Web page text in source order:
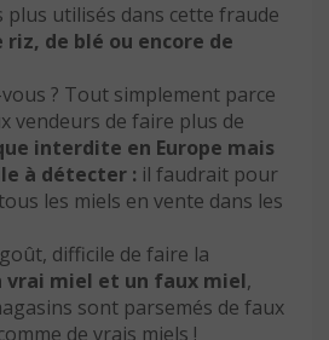
plus utilisés dans cette fraude
riz, de blé ou encore de
? Tout simplement parce
vendeurs de faire plus de
interdite en Europe mais
à détecter : il faudrait pour
les miels en vente dans les
difficile de faire la
vrai miel et un faux miel,
sont parsemés de faux
de vrais miels !